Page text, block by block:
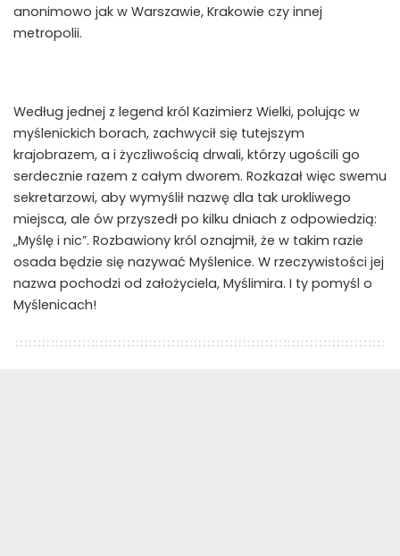
anonimowo jak w Warszawie, Krakowie czy innej
metropolii.
Według jednej z legend król Kazimierz Wielki, polując w
myślenickich borach, zachwycił się tutejszym
krajobrazem, a i życzliwością drwali, którzy ugościli go
serdecznie razem z całym dworem. Rozkazał więc swemu
sekretarzowi, aby wymyślił nazwę dla tak urokliwego
miejsca, ale ów przyszedł po kilku dniach z odpowiedzią:
„Myślę i nic”. Rozbawiony król oznajmił, że w takim razie
osada będzie się nazywać Myślenice. W rzeczywistości jej
nazwa pochodzi od założyciela, Myślimira. I ty pomyśl o
Myślenicach!